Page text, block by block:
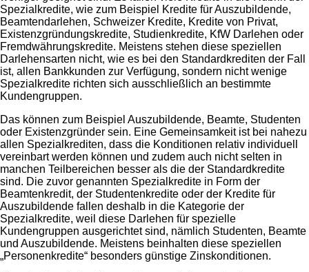
Spezialkredite, wie zum Beispiel Kredite für Auszubildende,
Beamtendarlehen, Schweizer Kredite, Kredite von Privat,
Existenzgründungskredite, Studienkredite, KfW Darlehen oder
Fremdwährungskredite. Meistens stehen diese speziellen
Darlehensarten nicht, wie es bei den Standardkrediten der Fall
ist, allen Bankkunden zur Verfügung, sondern nicht wenige
Spezialkredite richten sich ausschließlich an bestimmte
Kundengruppen.
Das können zum Beispiel Auszubildende, Beamte, Studenten
oder Existenzgründer sein. Eine Gemeinsamkeit ist bei nahezu
allen Spezialkrediten, dass die Konditionen relativ individuell
vereinbart werden können und zudem auch nicht selten in
manchen Teilbereichen besser als die der Standardkredite
sind. Die zuvor genannten Spezialkredite in Form der
Beamtenkredit, der Studentenkredite oder der Kredite für
Auszubildende fallen deshalb in die Kategorie der
Spezialkredite, weil diese Darlehen für spezielle
Kundengruppen ausgerichtet sind, nämlich Studenten, Beamte
und Auszubildende. Meistens beinhalten diese speziellen
„Personenkredite“ besonders günstige Zinskonditionen.